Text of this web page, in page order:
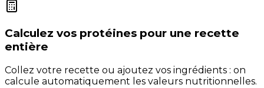
Calculez vos protéines pour une recette
entière
Collez votre recette ou ajoutez vos ingrédients : on
calcule automatiquement les valeurs nutritionnelles.